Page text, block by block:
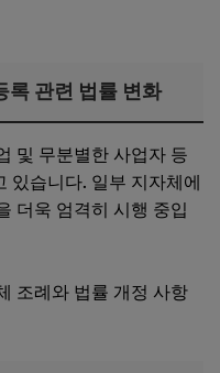
록 관련 법률 변화
및 무분별한 사업자 등
있습니다. 일부 지자체에
더욱 엄격히 시행 중입
조례와 법률 개정 사항